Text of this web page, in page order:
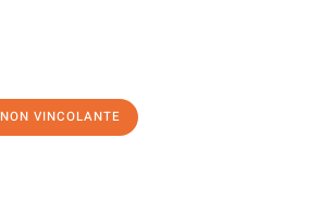
VINCOLANTE